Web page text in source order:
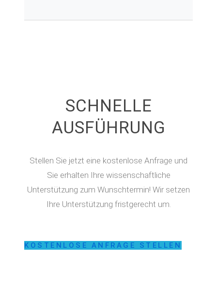
SCHNELLE
AUSFÜHRUNG
Stellen Sie jetzt eine kostenlose Anfrage und
Sie erhalten Ihre wissenschaftliche
Unterstützung zum Wunschtermin! Wir setzen
Ihre Unterstützung fristgerecht um.
KOSTENLOSE ANFRAGE STELLEN